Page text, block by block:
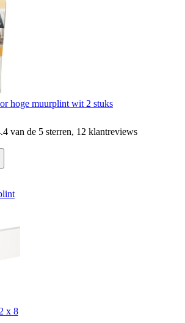
hoge muurplint wit 2 stuks
van de 5 sterren, 12 klantreviews
x 8